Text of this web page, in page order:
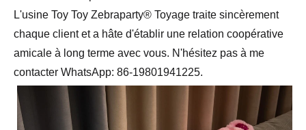
L'usine Toy Toy Zebraparty® Toyage traite sincèrement
chaque client et a hâte d'établir une relation coopérative
amicale à long terme avec vous. N'hésitez pas à me
contacter WhatsApp: 86-19801941225.